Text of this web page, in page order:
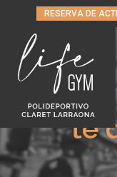
RESERVA DE
Por
te